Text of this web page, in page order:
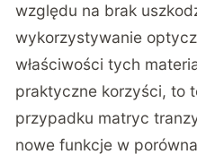
względu na brak
wykorzystywanie
właściwości tych
praktyczne korzyści, to
przypadku matryc
nowe funkcje w